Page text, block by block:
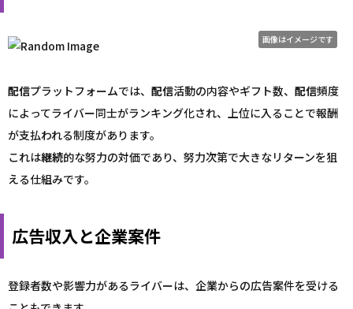
画像はイメージです
配信プラットフォームでは、 配信活動の内容やギフト数、 配信頻度
によってライバー同士がランキング化され、上位に入ることで報酬
が支払われる制度があります。
これは継続的な努力の対価であり、努力次第で大きなリターンを狙
える仕組みです。
広告収入と企業案件
登録者数や影響力があるライバーは、企業からの広告案件を受ける